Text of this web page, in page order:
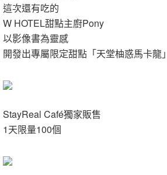
這次還有吃的
W HOTEL甜點主廚Pony
以影像書為靈感
開發出專屬限定甜點「天堂柚惑馬卡龍」
StayReal Café獨家販售
1天限量100個